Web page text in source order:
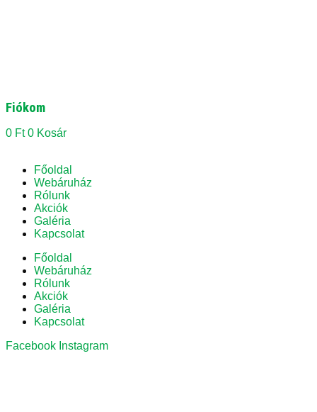
Fiókom
0 Ft 0 Kosár
Főoldal
Webáruház
Rólunk
Akciók
Galéria
Kapcsolat
Főoldal
Webáruház
Rólunk
Akciók
Galéria
Kapcsolat
Facebook Instagram